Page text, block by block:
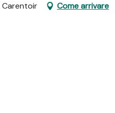
Carentoir Come arrivare